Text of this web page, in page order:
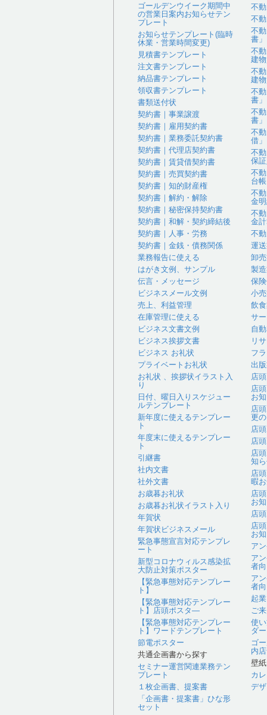
ゴールデンウイーク期間中
の営業日案内お知らせテン
プレート
お知らせテンプレート(臨時
休業・営業時間変更)
見積書テンプレート
注文書テンプレート
納品書テンプレート
領収書テンプレート
書類送付状
契約書｜事業譲渡
契約書｜雇用契約書
契約書｜業務委託契約書
契約書｜代理店契約書
契約書｜賃貸借契約書
契約書｜売買契約書
契約書｜知的財産権
契約書｜解約・解除
契約書｜秘密保持契約書
契約書｜和解・契約締結後
契約書｜人事・労務
契約書｜金銭・債務関係
業務報告に使える
はがき文例、サンプル
伝言・メッセージ
ビジネスメール文例
売上、利益管理
在庫管理に使える
ビジネス文書文例
ビジネス挨拶文書
ビジネス お礼状
プライベートお礼状
お礼状 、挨拶状イラスト入
り
日付、曜日入りスケジュー
ルテンプレート
新年度に使えるテンプレー
ト
年度末に使えるテンプレー
ト
引継書
社内文書
社外文書
お歳暮お礼状
お歳暮お礼状イラスト入り
年賀状
年賀状ビジネスメール
緊急事態宣言対応テンプレ
ート
新型コロナウィルス感染拡
大防止対策ポスター
【緊急事態対応テンプレー
ト】
【緊急事態対応テンプレー
ト】店頭ポスタ―
【緊急事態対応テンプレー
ト】ワードテンプレート
節電ポスター
共通企画書から探す
セミナー運営関連業務テン
プレート
１枚企画書、提案書
「企画書・提案書」ひな形
セット
不
不
不
書」
不
建
不
建
不
書」
不
書」
不
借」
不
保
不
台
不
金
不
金
不
運
卸
製
保
小
飲
サ
自
リ
フ
出
店
店
お
店
更
店
店
店
知
店
暇
店
お
店
店
お
ア
ア
者
ア
者
起
ご
使
ダー
ゴ
内
壁紙
カ
デ